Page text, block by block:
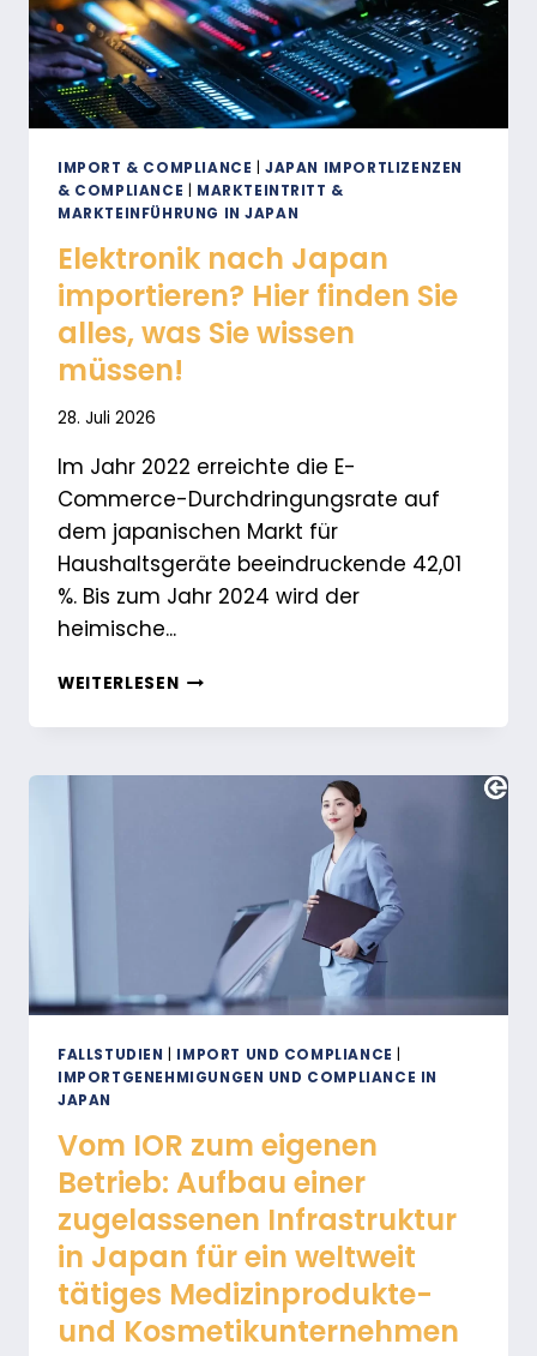
DEN
MARKTEINTRITT
IN
JAPAN
IMPORT & COMPLIANCE |JAPAN IMPORTLIZENZEN
& COMPLIANCE
MARKTEINTRITT &
MARKTEINFÜHRUNG IN JAPAN
Elektronik nach Japan
importieren? Hier finden Sie
alles, was Sie wissen
müssen!
28. Juli 2026
Im Jahr 2022 erreichte die E-
Commerce-Durchdringungsrate auf
dem japanischen Markt für
Haushaltsgeräte beeindruckende 42,01
%. Bis zum Jahr 2024 wird der
heimische...
WEITERLESENELEKTRONIK
JAPAN
HIER
WISSEN
MÜSSEN!
FALLSTUDIEN IMPORT UND COMPLIANCE
IMPORTGENEHMIGUNGEN UND COMPLIANCE IN
JAPAN
Vom IOR zum eigenen
Betrieb: Aufbau einer
zugelassenen Infrastruktur
in Japan für ein weltweit
tätiges Medizinprodukte-
und Kosmetikunternehmen